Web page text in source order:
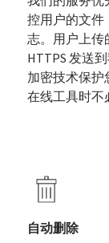
控用户的文件
志。用户上传
HTTPS 发送
加密技术保护
在线工具时不
自动删除